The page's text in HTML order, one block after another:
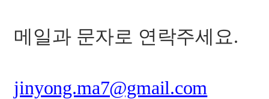
메일과 문자로 연락주세요.
jinyong.ma7@gmail.com